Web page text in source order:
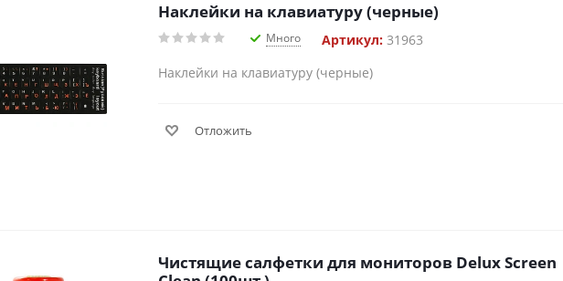
Наклейки на клавиатуру (черные)
Много Артикул: 31963
Наклейки на клавиатуру (черные)
Отложить
Чистящие салфетки для мониторов Delux Screen